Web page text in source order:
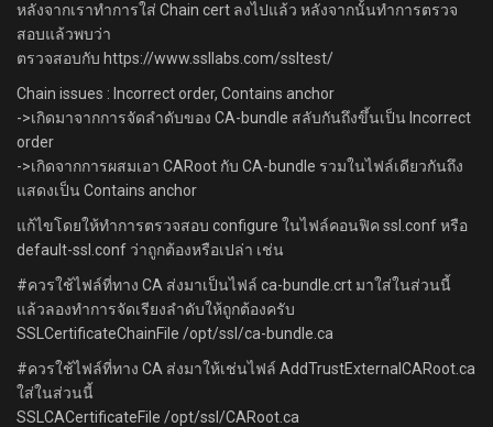
หลังจากเราทำการใส่ Chain cert ลงไปแล้ว หลังจากนั้นทำการตรวจ
สอบแล้วพบว่า
ตรวจสอบกับ https://www.ssllabs.com/ssltest/
Chain issues : Incorrect order, Contains anchor
->เกิดมาจากการจัดลำดับของ CA-bundle สลับกันถึงขึ้นเป็น Incorrect
order
->เกิดจากการผสมเอา CARoot กับ CA-bundle รวมในไฟล์เดียวกันถึง
แสดงเป็น Contains anchor
แก้ไขโดยให้ทำการตรวจสอบ configure ในไฟล์คอนฟิค ssl.conf หรือ
default-ssl.conf ว่าถูกต้องหรือเปล่า เช่น
#ควรใช้ไฟล์ที่ทาง CA ส่งมาเป็นไฟล์ ca-bundle.crt มาใส่ในส่วนนี้
แล้วลองทำการจัดเรียงลำดับให้ถูกต้องครับ
SSLCertificateChainFile /opt/ssl/ca-bundle.ca
#ควรใช้ไฟล์ที่ทาง CA ส่งมาให้เช่นไฟล์ AddTrustExternalCARoot.ca
ใส่ในส่วนนี้
SSLCACertificateFile /opt/ssl/CARoot.ca